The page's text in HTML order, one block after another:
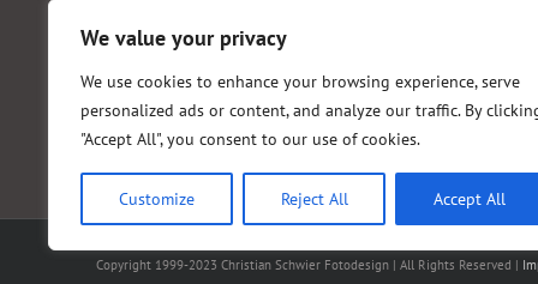
We value your privacy
We use cookies to enhance your browsing experience, serve
personalized ads or content, and analyze our traffic. By
"Accept All", you consent to our use of cookies.
Customize Reject All Accept All
Copyright 1999-2023 Christian Schwier Fotodesign | All Rights Reserved |